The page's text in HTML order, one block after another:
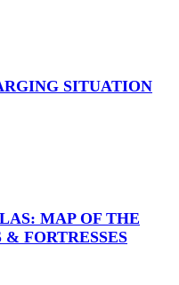
SITUATION
MAP OF THE
FORTRESSES